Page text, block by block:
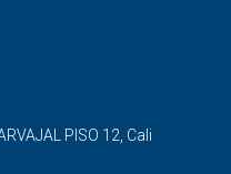
PISO 12, Cali